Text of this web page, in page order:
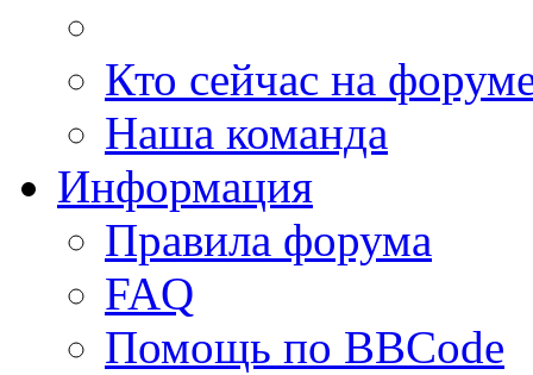
Кто сейчас на
Наша команда
Информация
Правила форума
FAQ
Помощь по BBCode